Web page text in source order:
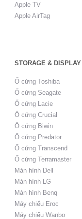
Apple TV
Apple AirTag
STORAGE & DISPLAY
Ổ cứng Toshiba
Ổ cứng Seagate
Ổ cứng Lacie
Ổ cứng Crucial
Ổ cứng Biwin
Ổ cứng Predator
Ổ cứng Transcend
Ổ cứng Terramaster
Màn hình Dell
Màn hình LG
Màn hình Benq
Máy chiếu Eroc
Máy chiếu Wanbo